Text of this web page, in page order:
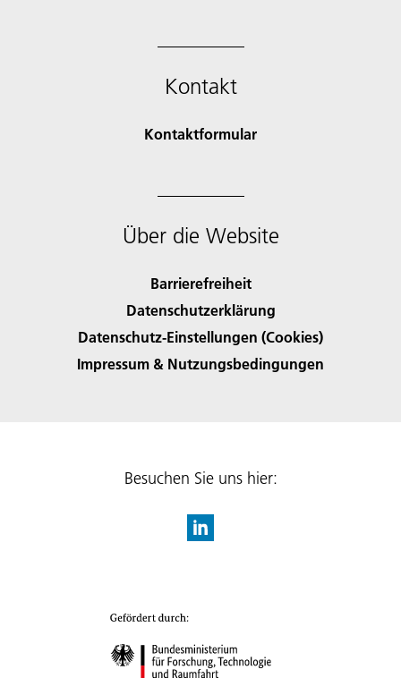
Kontakt
Kontaktformular
Über die Website
Barrierefreiheit
Datenschutzerklärung
Datenschutz-Einstellungen (Cookies)
Impressum & Nutzungsbedingungen
Besuchen Sie uns hier: